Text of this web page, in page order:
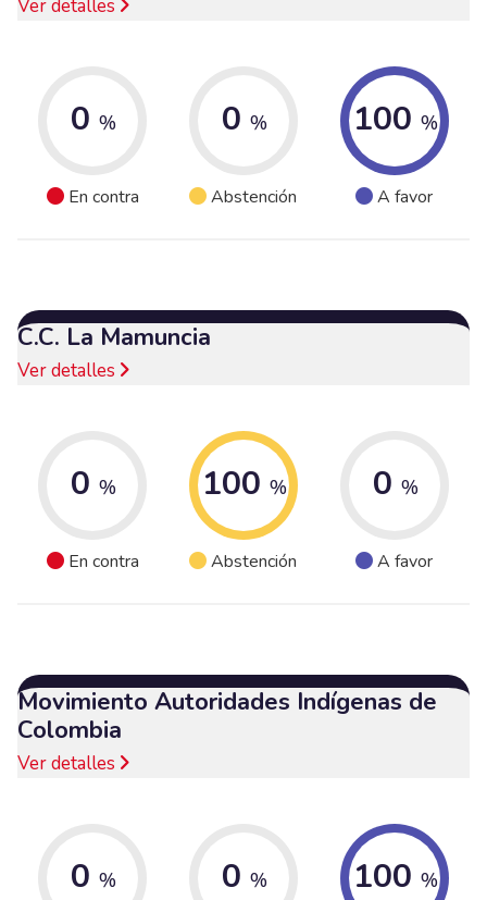
Ver detalles
0 %
En contra
0 %
Abstención
100 %
A favor
C.C. La Mamuncia
Ver detalles
0 %
En contra
100 %
Abstención
0 %
A favor
Movimiento Autoridades Indígenas de
Colombia
Ver detalles
0 % 0 % 100 %